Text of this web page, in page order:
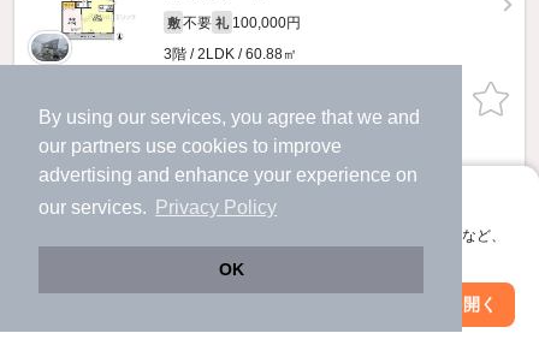
By using our services, you agree that we and
our partners use cookies to improve
advertising and enhance your experience on
our services.
Privacy Policy
OK
アプリに切り替えて、サクサクお部屋探し
会員登録なしですぐ使える。マップ検索やお気に入り保存など、
アプリを開く
敷 不要 礼 100,000円
3階 / 2LDK / 60.88㎡
ほか提供
リヴァージュのすべての部屋を見る
絞り込み条件を変更